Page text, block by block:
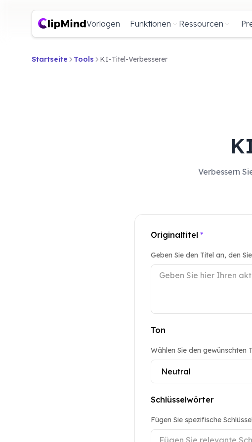
Vorlagen Funktionen Ressourcen
Startseite Tools KI-Titel-Verbesserer
Verbessern
Originaltitel *
Geben Sie den Titel an, den
Ton
Wählen Sie den gewünschten
Schlüsselwörter
Fügen Sie spezifische